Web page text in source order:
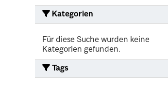
Kategorien
Für diese Suche wurden keine
Kategorien gefunden.
Tags